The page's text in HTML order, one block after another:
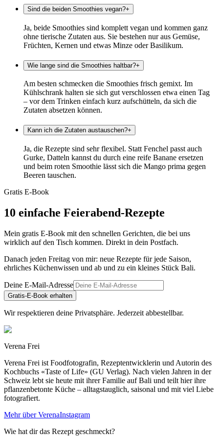
Sind die beiden Smoothies vegan?+
Ja, beide Smoothies sind komplett vegan und kommen ganz
ohne tierische Zutaten aus. Sie bestehen nur aus Gemüse,
Früchten, Kernen und etwas Minze oder Basilikum.
Wie lange sind die Smoothies haltbar?+
Am besten schmecken die Smoothies frisch gemixt. Im
Kühlschrank halten sie sich gut verschlossen etwa einen Tag
– vor dem Trinken einfach kurz aufschütteln, da sich die
Zutaten absetzen können.
Kann ich die Zutaten austauschen?+
Ja, die Rezepte sind sehr flexibel. Statt Fenchel passt auch
Gurke, Datteln kannst du durch eine reife Banane ersetzen
und beim roten Smoothie lässt sich die Mango prima gegen
Beeren tauschen.
Gratis E-Book
10 einfache Feierabend-Rezepte
Mein gratis E-Book mit den schnellen Gerichten, die bei uns
wirklich auf den Tisch kommen. Direkt in dein Postfach.
Danach jeden Freitag von mir: neue Rezepte für jede Saison,
ehrliches Küchenwissen und ab und zu ein kleines Stück Bali.
Deine E-Mail-Adresse
Gratis-E-Book erhalten
Wir respektieren deine Privatsphäre. Jederzeit abbestellbar.
Verena Frei
Verena Frei ist Foodfotografin, Rezeptentwicklerin und Autorin des
Kochbuchs «Taste of Life» (GU Verlag). Nach vielen Jahren in der
Schweiz lebt sie heute mit ihrer Familie auf Bali und teilt hier ihre
pflanzenbetonte Küche – alltagstauglich, saisonal und mit viel Liebe
fotografiert.
Mehr über VerenaInstagram
Wie hat dir das Rezept geschmeckt?